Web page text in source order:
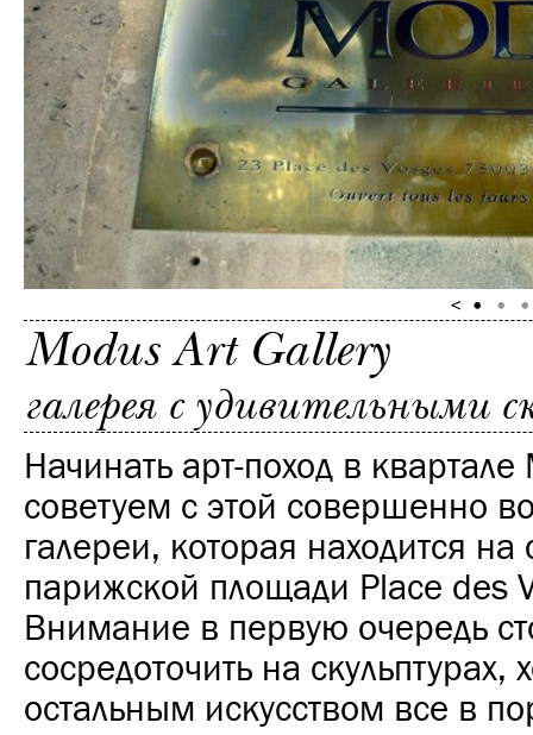
Modus Art Gallery
галерея с удивительными
Начинать арт-поход в
советуем с этой совершенно
галереи, которая находится
парижской площади Place des
Внимание в первую очередь
сосредоточить на скульптурах,
остальным искусством все в